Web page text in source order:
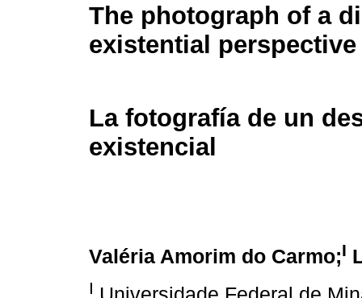
The photograph of a
existential perspective
La fotografía de un
existencial
Valéria Amorim do Carmo;I
I